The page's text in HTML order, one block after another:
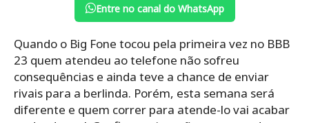
Entre no canal do WhatsApp
Quando o Big Fone tocou pela primeira vez no BBB
23 quem atendeu ao telefone não sofreu
consequências e ainda teve a chance de enviar
rivais para a berlinda. Porém, esta semana será
diferente e quem correr para atende-lo vai acabar